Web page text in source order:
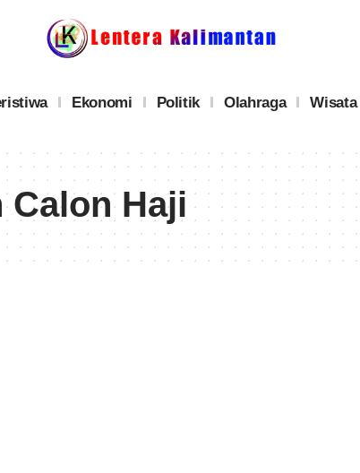
Ekonomi Politik Olahraga Wisata
Calon Haji